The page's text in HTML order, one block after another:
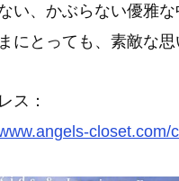
い、かぶらない優雅
にとっても、素敵な
ス：
closet.com/